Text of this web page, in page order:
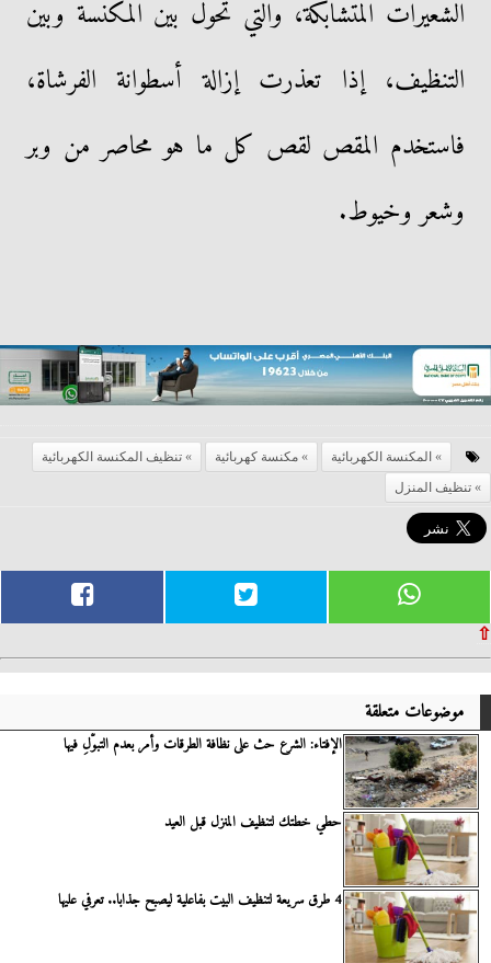
الشعيرات المتشابكة، والتي تحول بين المكنسة وبين
التنظيف، إذا تعذرت إزالة أسطوانة الفرشاة،
فاستخدم المقص لقص كل ما هو محاصر من وبر
وشعر وخيوط.
المكنسة الكهربائية مكنسة كهربائية
تنظيف المكنسة الكهربائية
تنظيف المنزل
⇧
موضوعات متعلقة
الإفتاء: الشرع حث على نظافة الطرقات وأمر بعدم التبوُّلِ فيها
حطي خطتك لتنظيف المنزل قبل العيد
4 طرق سريعة لتنظيف البيت بفاعلية ليصبح جذابا.. تعرفي عليها